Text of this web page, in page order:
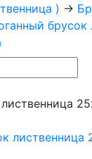
) →
брусок